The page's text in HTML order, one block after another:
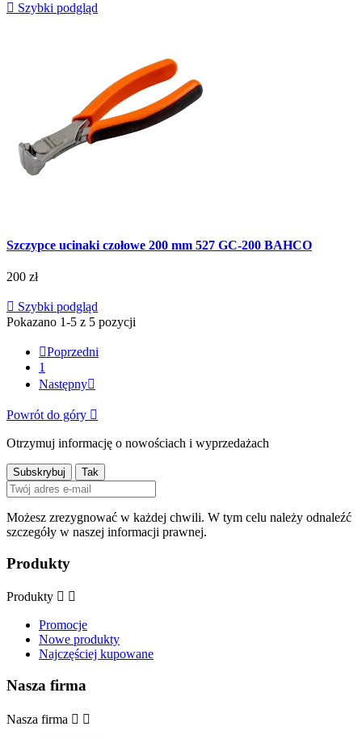
 Szybki podgląd
Szczypce ucinaki czołowe 200 mm 527 GC-200 BAHCO
200 zł
 Szybki podgląd
Pokazano 1-5 z 5 pozycji
Poprzedni
1
Następny
Powrót do góry 
Otrzymuj informację o nowościach i wyprzedażach
Możesz zrezygnować w każdej chwili. W tym celu należy odnaleźć
szczegóły w naszej informacji prawnej.
Produkty
Produkty  
Promocje
Nowe produkty
Najczęściej kupowane
Nasza firma
Nasza firma  